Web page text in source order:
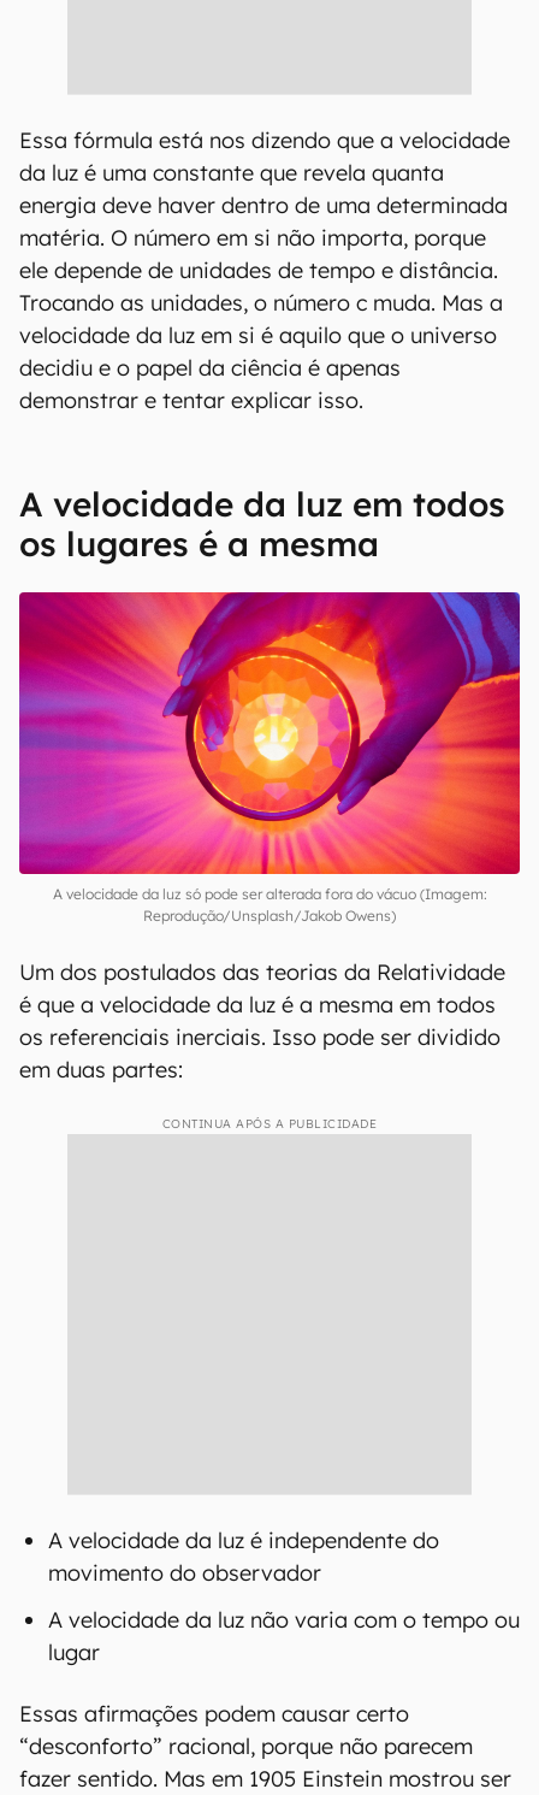
Essa fórmula está nos dizendo que a velocidade
da luz é uma constante que revela quanta
energia deve haver dentro de uma determinada
matéria. O número em si não importa, porque
ele depende de unidades de tempo e distância.
Trocando as unidades, o número c muda. Mas a
velocidade da luz em si é aquilo que o universo
decidiu e o papel da ciência é apenas
demonstrar e tentar explicar isso.
A velocidade da luz em todos
os lugares é a mesma
A velocidade da luz só pode ser alterada fora do vácuo (Imagem:
Reprodução/Unsplash/Jakob Owens)
Um dos postulados das teorias da Relatividade
é que a velocidade da luz é a mesma em todos
os referenciais inerciais. Isso pode ser dividido
em duas partes:
CONTINUA APÓS A PUBLICIDADE
A velocidade da luz é independente do
movimento do observador
A velocidade da luz não varia com o tempo ou
lugar
Essas afirmações podem causar certo
“desconforto” racional, porque não parecem
fazer sentido. Mas em 1905 Einstein mostrou ser